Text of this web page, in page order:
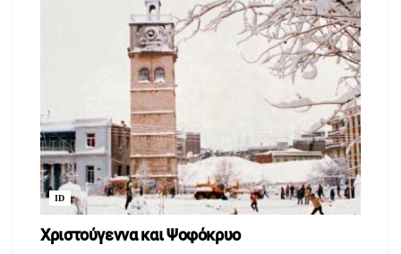
ID
Χριστούγεννα και Ψοφόκρυο